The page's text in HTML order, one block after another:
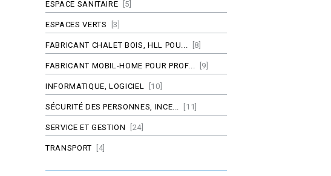
ESPACE SANITAIRE [5]
ESPACES VERTS [3]
FABRICANT CHALET BOIS, HLL POU... [8]
FABRICANT MOBIL-HOME POUR PROF... [9]
INFORMATIQUE, LOGICIEL [10]
SÉCURITÉ DES PERSONNES, INCE... [11]
SERVICE ET GESTION [24]
TRANSPORT [4]